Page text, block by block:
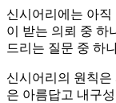
신시어리에는 아
이 받는 의뢰 중 하
드리는 질문 중 하
신시어리의 원칙
은 아름답고 내구